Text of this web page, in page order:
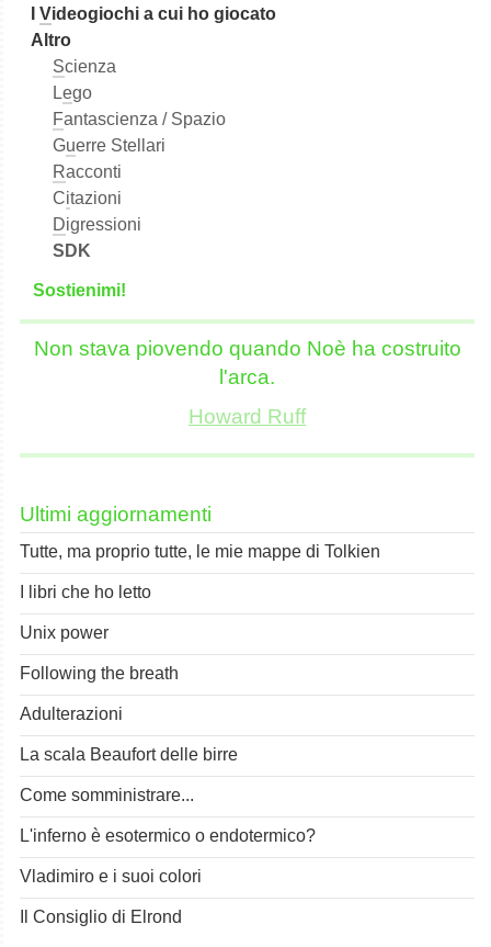
Videogiochi a cui ho giocato
Altro
Scienza
Lego
Fantascienza / Spazio
Guerre Stellari
Racconti
Citazioni
Digressioni
SDK
Sostienimi!
Non stava piovendo quando Noè ha costruito
l'arca.
Howard Ruff
Ultimi aggiornamenti
Tutte, ma proprio tutte, le mie mappe di Tolkien
I libri che ho letto
Unix power
Following the breath
Adulterazioni
La scala Beaufort delle birre
Come somministrare...
L'inferno è esotermico o endotermico?
Vladimiro e i suoi colori
Il Consiglio di Elrond